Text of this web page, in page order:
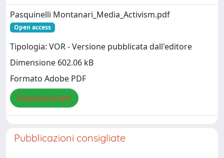
Pasquinelli Montanari_Media_Activism.pdf
Open access
Tipologia: VOR - Versione pubblicata dall'editore
Dimensione 602.06 kB
Formato Adobe PDF
Visualizza/Apri
Pubblicazioni consigliate